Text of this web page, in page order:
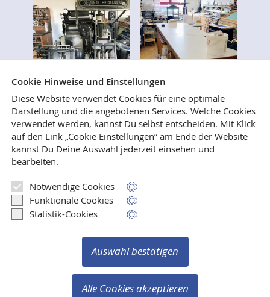
Wer immer schon mal wissen wollte, wie Bücher
gesetzt, gedruckt und gebunden werden, ist
herzlich eingeladen, uns in unseren Verlags- und
Mehr lesen
Vertrag widerrufen
Copyright © 2003-2026 Verlag Ralf Liebe
Cookie Hinweise und Einstellungen
Diese Website verwendet Cookies für eine optimale
Darstellung und die angebotenen Services. Welche Cookies
verwendet werden, kannst Du selbst entscheiden. Mit Klick
auf den Link „Cookie Einstellungen“ am Ende der Website
kannst Du Deine Auswahl jederzeit einsehen und
bearbeiten.
Notwendige Cookies
Funktionale Cookies
Statistik-Cookies
Auswahl bestätigen
Alle Cookies akzeptieren